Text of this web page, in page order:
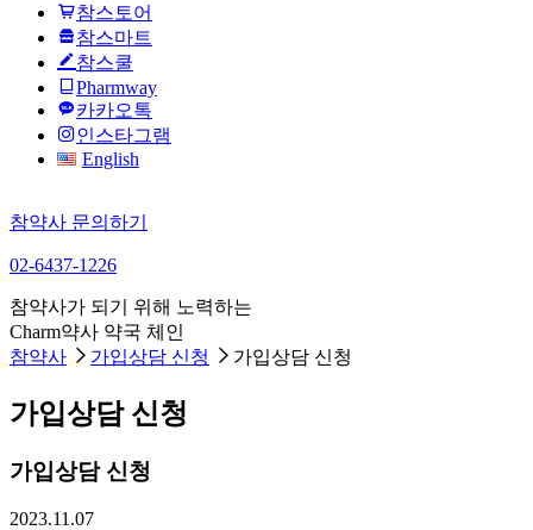
참스토어
참스마트
참스쿨
Pharmway
카카오톡
인스타그램
English
참약사 문의하기
02-6437-1226
참약사가 되기 위해 노력하는
Charm약사 약국 체인
참약사
가입상담 신청 가입상담 신청
가입상담 신청
가입상담 신청
2023.11.07